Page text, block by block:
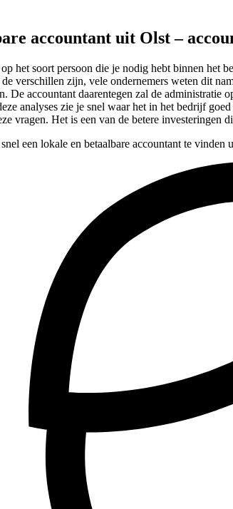
accountant uit Olst –
het soort persoon die je nodig hebt binnen het
verschillen zijn, vele ondernemers weten dit
De accountant daarentegen zal de
analyses zie je snel waar het in het bedrijf
vragen. Het is een van de betere investeringen
een lokale en betaalbare accountant te vinden